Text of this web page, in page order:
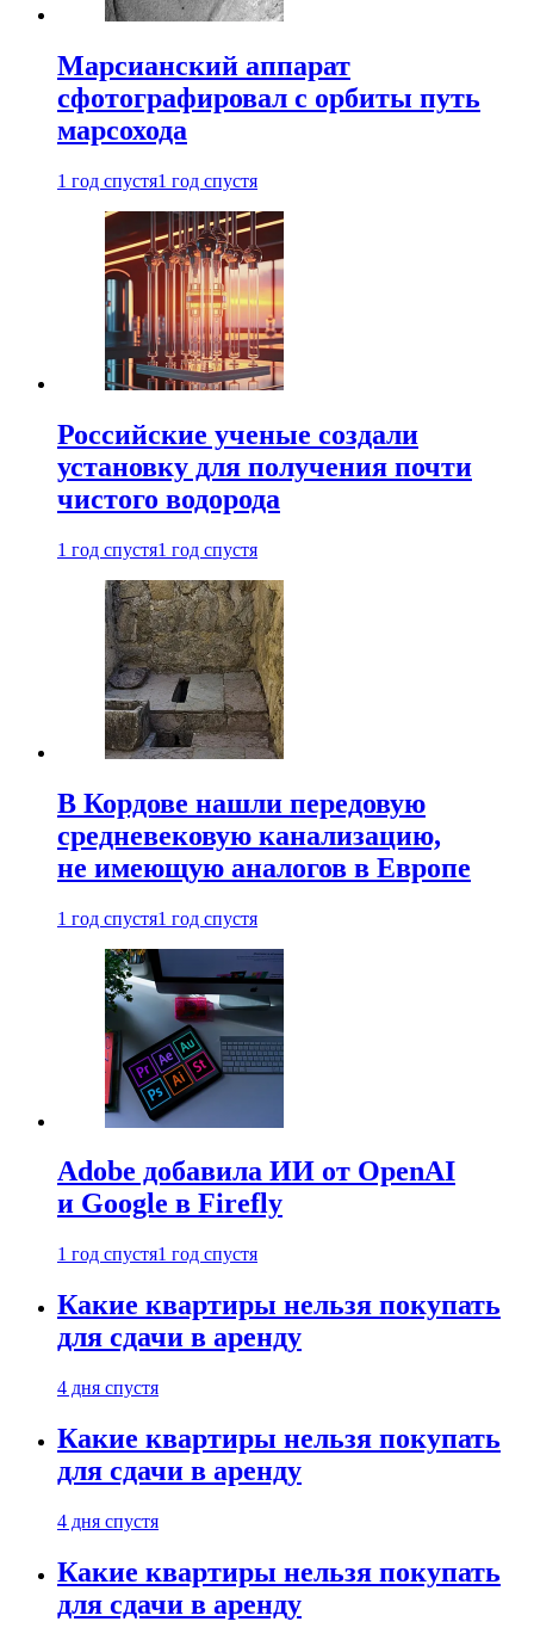
Марсианский аппарат
сфотографировал с орбиты путь
марсохода
1 год спустя1 год спустя
Российские ученые создали
установку для получения почти
чистого водорода
1 год спустя1 год спустя
В Кордове нашли передовую
средневековую канализацию,
не имеющую аналогов в Европе
1 год спустя1 год спустя
Adobe добавила ИИ от OpenAI
и Google в Firefly
1 год спустя1 год спустя
Какие квартиры нельзя покупать
для сдачи в аренду
4 дня спустя
Какие квартиры нельзя покупать
для сдачи в аренду
4 дня спустя
Какие квартиры нельзя покупать
для сдачи в аренду